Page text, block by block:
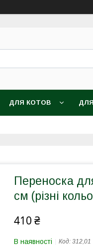
ДЛЯ КОТОВ
Переноска
см (різні
410 ₴
В наявності Код: 312,01